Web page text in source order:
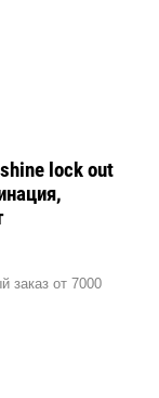
lock out
заказ от 7000